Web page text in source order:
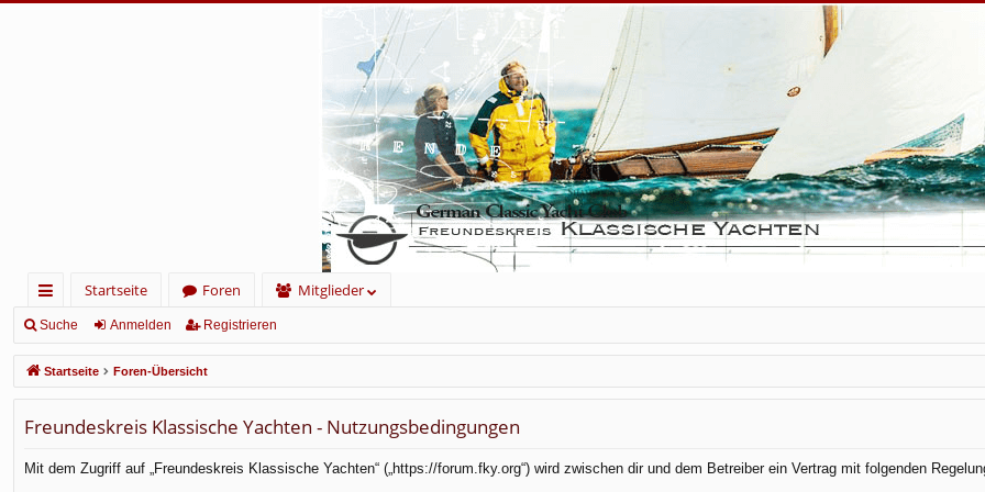
ch
ne
llz
ug
rif
Startseite Foren
Mitglieder
Suche Anmelden Registrieren
Startseite Foren-Übersicht
Freundeskreis Klassische Yachten - Nutzungsbedingungen
Mit dem Zugriff auf „Freundeskreis Klassische Yachten“ („https://forum.fky.org“) wird zwischen dir und dem Betreiber ein Vertrag mit folgenden